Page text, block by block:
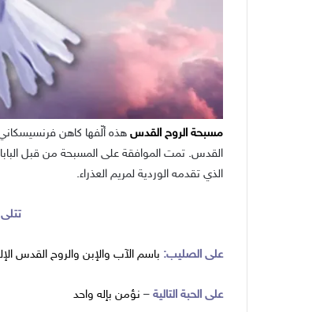
مسبحة الروح القدس
الذي تقدمه الوردية لمريم العذراء.
على الصليب: باسم الآب والإبن والروح القدس
على الحبة التالية – نؤمن بإله واحد